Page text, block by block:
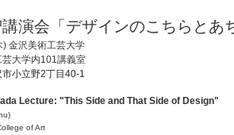
演会「デザインのこちらとあ
金沢美術工芸大学
大学内101講義室
小立野2丁目40-1
Lecture: "This Side and That Side of Design"
of Art